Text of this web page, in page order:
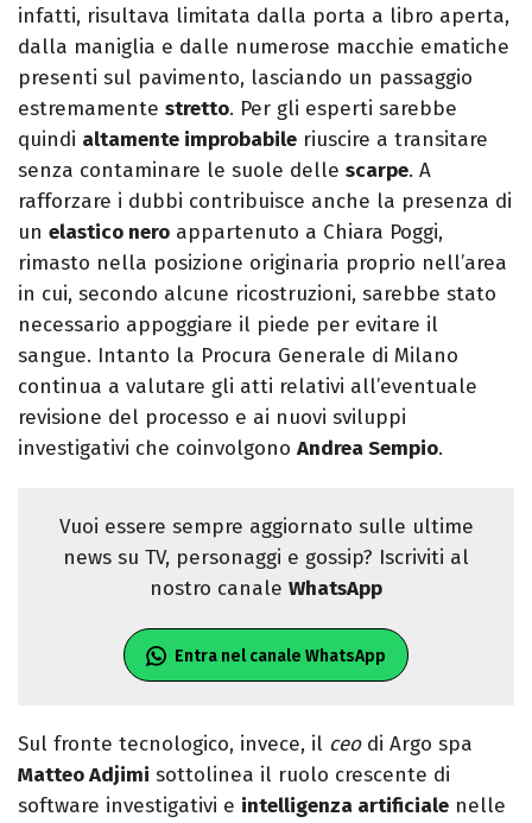
infatti, risultava limitata dalla porta a libro aperta,
dalla maniglia e dalle numerose macchie ematiche
presenti sul pavimento, lasciando un passaggio
estremamente stretto. Per gli esperti sarebbe
quindi altamente improbabile riuscire a transitare
senza contaminare le suole delle scarpe. A
rafforzare i dubbi contribuisce anche la presenza di
un elastico nero appartenuto a Chiara Poggi,
rimasto nella posizione originaria proprio nell’area
in cui, secondo alcune ricostruzioni, sarebbe stato
necessario appoggiare il piede per evitare il
sangue. Intanto la Procura Generale di Milano
continua a valutare gli atti relativi all’eventuale
revisione del processo e ai nuovi sviluppi
investigativi che coinvolgono Andrea Sempio.
Vuoi essere sempre aggiornato sulle ultime
news su TV, personaggi e gossip? Iscriviti al
nostro canale WhatsApp
Entra nel canale WhatsApp
Sul fronte tecnologico, invece, il ceodi Argo spa
Matteo Adjimi sottolinea il ruolo crescente di
software investigativi e intelligenza artificiale nelle